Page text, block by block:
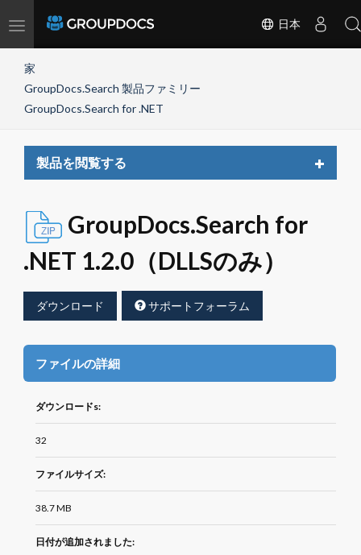
Toggle
日本
家
GroupDocs.Search 製品ファミリー
GroupDocs.Search for .NET
製品を閲覧する
Toggle
GroupDocs.Search for
.NET 1.2.0（DLLSのみ）
ダウンロード サポートフォーラム
ファイルの詳細
ダウンロードs:
32
ファイルサイズ:
38.7 MB
日付が追加されました: